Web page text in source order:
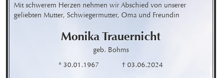
Mit schwerem Herzen nehmen wir Abschied von unserer
geliebten Mutter, Schwiegermutter, Oma und Freundin
MonikaTrauernicht
geb. Bohms
* 30.01.1967
† 03.06.2024